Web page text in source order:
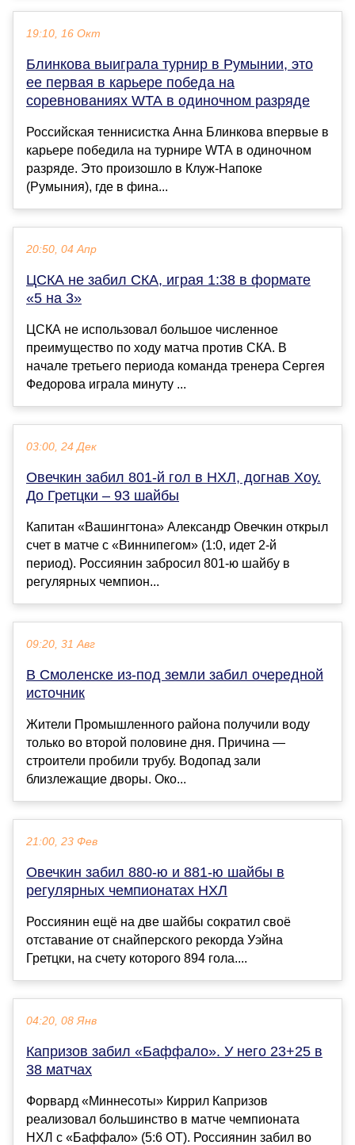
19:10, 16 Окт
Блинкова выиграла турнир в Румынии, это
ее первая в карьере победа на
соревнованиях WTA в одиночном разряде
Российская теннисистка Анна Блинкова впервые в
карьере победила на турнире WTA в одиночном
разряде. Это произошло в Клуж‑Напоке
(Румыния), где в фина...
20:50, 04 Апр
ЦСКА не забил СКА, играя 1:38 в формате
«5 на 3»
ЦСКА не использовал большое численное
преимущество по ходу матча против СКА. В
начале третьего периода команда тренера Сергея
Федорова играла минуту ...
03:00, 24 Дек
Овечкин забил 801-й гол в НХЛ, догнав Хоу.
До Гретцки – 93 шайбы
Капитан «Вашингтона» Александр Овечкин открыл
счет в матче с «Виннипегом» (1:0, идет 2-й
период). Россиянин забросил 801-ю шайбу в
регулярных чемпион...
09:20, 31 Авг
В Смоленске из-под земли забил очередной
источник
Жители Промышленного района получили воду
только во второй половине дня. Причина —
строители пробили трубу. Водопад зали
близлежащие дворы. Око...
21:00, 23 Фев
Овечкин забил 880-ю и 881-ю шайбы в
регулярных чемпионатах НХЛ
Россиянин ещё на две шайбы сократил своё
отставание от снайперского рекорда Уэйна
Гретцки, на счету которого 894 гола....
04:20, 08 Янв
Капризов забил «Баффало». У него 23+25 в
38 матчах
Форвард «Миннесоты» Киррил Капризов
реализовал большинство в матче чемпионата
НХЛ с «Баффало» (5:6 ОТ). Россиянин забил во